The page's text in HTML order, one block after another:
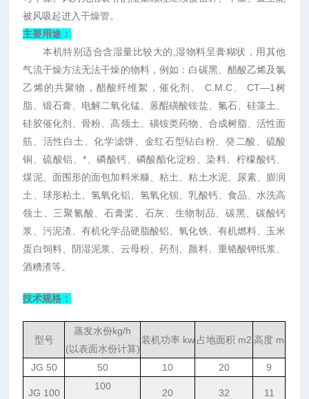
被风吸起进入干燥管。
主要用途：
本机特别适合含湿量比较大的 湿物料呈膏糊状，用其他
气流干燥方法无法干燥的物料，例如：白碳黑、醋酸乙烯及氯
乙烯的共聚物，醋酸纤维絮，催化剂、 C.M.C、CT—1 树
脂、锻石膏、电解二氧化锰、蒽醌磺酸铵盐、氟石、硅藻土、
硅胶催化剂、骨粉、高领土、 磺铵类药物、合成树脂、活性面
筋、活性白土、化学滤饼、金红石型钻白粉、癸二酸、硫酸
铜、硫酸铝、*、磷酸钙、磷酸酯化淀粉、染料、柠檬酸钙、
煤泥、面围形的面包加料米糠、粘土、粘土水泥、尿素、膨润
土、球形粘土、氢氧化铝、氢氧化钡、乳酸钙、食品、水洗高
领土、三聚氰酸、石膏桨、石灰、生物制品、碳黑、碳酸钙
浆、污泥渣、有机化学品硬脂酸铝、氧化铁、有机燃料、玉米
蛋白饲料、阴湿泥浆、云母粉、药剂、颜料、重铬酸钾纸浆、
酒糟渣等。
技术规格：
型号
蒸发水份kg/h
(以表面水份计算)
装机功率 kw 占地面积 m2 高度 m
JG 50 50 10 20 9
JG 100
100
20 32 11